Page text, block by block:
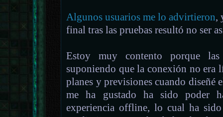
Algunos usuarios me lo advirtieron,
final tras las pruebas resultó no ser
Estoy muy contento porque
suponiendo que la conexión no era
planes y previsiones cuando diseñé
me ha gustado ha sido poder
experiencia offline, lo cual ha